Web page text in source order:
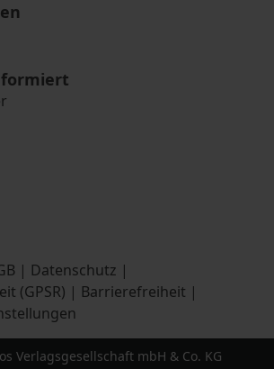
| Datenschutz |
(GPSR) | Barrierefreiheit |
Verlagsgesellschaft mbH & Co. KG